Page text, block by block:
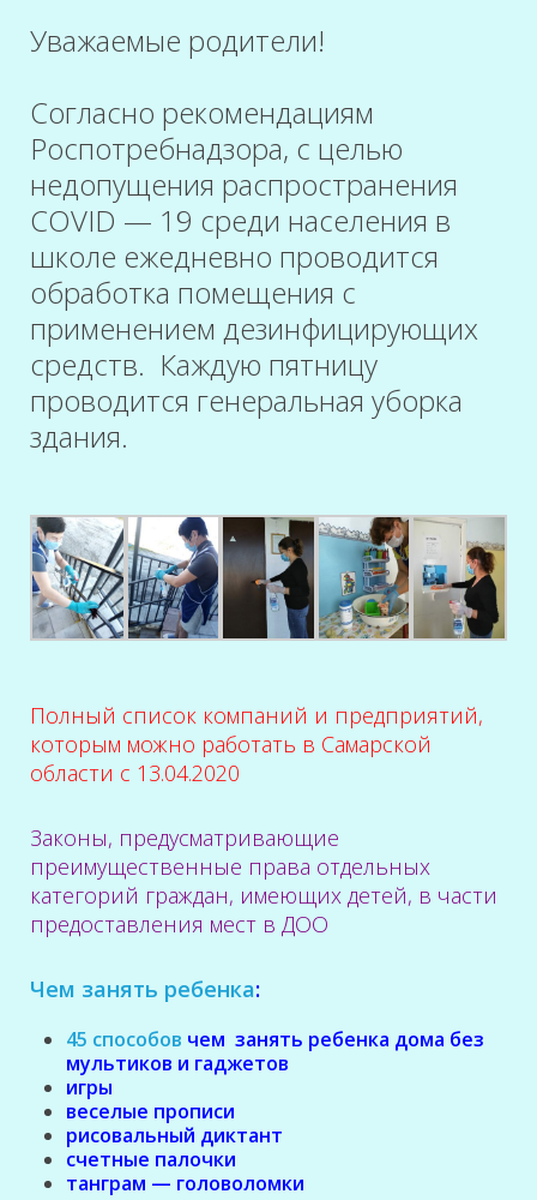
Уважаемые родители!
Согласно рекомендациям
Роспотребнадзора, с целью
недопущения распространения
COVID — 19 среди населения в
школе ежедневно проводится
обработка помещения с
применением дезинфицирующих
средств. Каждую пятницу
проводится генеральная уборка
здания.
Полный список компаний и предприятий,
которым можно работать в Самарской
области с 13.04.2020
Законы, предусматривающие
преимущественные права отдельных
категорий граждан, имеющих детей, в части
предоставления мест в ДОО
Чем занять ребенка:
45 способов чем занять ребенка дома без
мультиков и гаджетов
игры
веселые прописи
рисовальный диктант
счетные палочки
танграм — головоломки